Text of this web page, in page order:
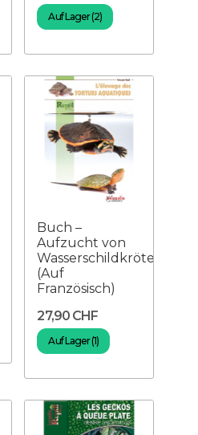
Auf Lager (2)
Buch –
Aufzucht von
Wasserschildkröten
(Auf
Französisch)
27,90 CHF
Auf Lager (1)